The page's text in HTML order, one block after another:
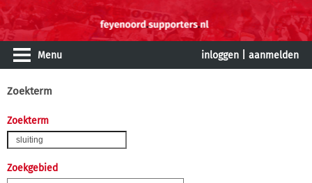
Menu inloggen aanmelden
Zoekterm
Zoekterm
Zoekgebied